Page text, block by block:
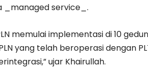
_managed service_.
memulai implementasi di 10
yang telah beroperasi dengan
ujar Khairullah.